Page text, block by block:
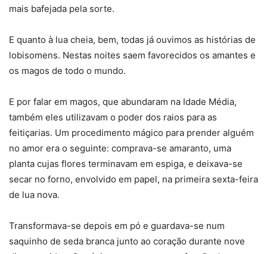
mais bafejada pela sorte.
E quanto à lua cheia, bem, todas já ouvimos as histórias de
lobisomens. Nestas noites saem favorecidos os amantes e
os magos de todo o mundo.
E por falar em magos, que abundaram na Idade Média,
também eles utilizavam o poder dos raios para as
feitiçarias. Um procedimento mágico para prender alguém
no amor era o seguinte: comprava-se amaranto, uma
planta cujas flores terminavam em espiga, e deixava-se
secar no forno, envolvido em papel, na primeira sexta-feira
de lua nova.
Transformava-se depois em pó e guardava-se num
saquinho de seda branca junto ao coração durante nove